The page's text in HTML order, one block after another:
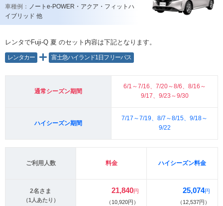
車種例： ノートe-POWER・アクア・フィットハ
イブリッド 他
レンタでFuji-Q 夏 のセット内容は下記となります。
レンタカー 富士急ハイランド1日フリーパス
通常シーズン期間
6/1～7/16、7/20～8/6、8/16～
9/17、9/23～9/30
ハイシーズン期間
7/17～7/19、8/7～8/15、9/18～
9/22
ご利用人数 料金 ハイシーズン料金
2名さま
（1人あたり）
21,840円
（10,920円）
25,074円
（12,537円）